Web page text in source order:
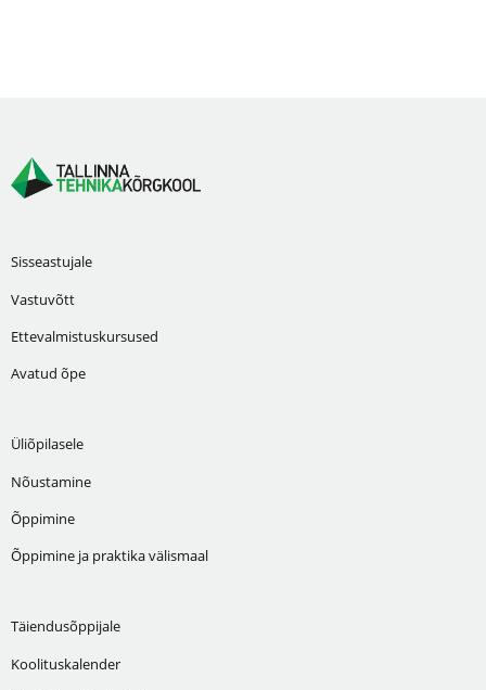
Sisseastujale
Vastuvõtt
Ettevalmistuskursused
Avatud õpe
Üliõpilasele
Nõustamine
Õppimine
Õppimine ja praktika välismaal
Täiendusõppijale
Koolituskalender